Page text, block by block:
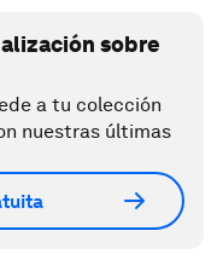
sobre
a tu colección
nuestras últimas